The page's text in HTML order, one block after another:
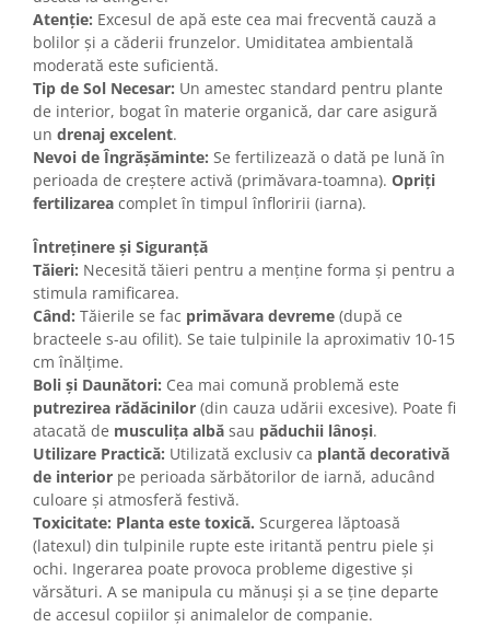
Atenție: Excesul de apă este cea mai frecventă cauză a
bolilor și a căderii frunzelor. Umiditatea ambientală
moderată este suficientă.
Tip de Sol Necesar: Un amestec standard pentru plante
de interior, bogat în materie organică, dar care asigură
un drenaj excelent.
Nevoi de Îngrășăminte: Se fertilizează o dată pe lună în
perioada de creștere activă (primăvara-toamna). Opriți
fertilizarea complet în timpul înfloririi (iarna).
Întreținere și Siguranță
Tăieri: Necesită tăieri pentru a menține forma și pentru a
stimula ramificarea.
Când: Tăierile se fac primăvara devreme (după ce
bracteele s-au ofilit). Se taie tulpinile la aproximativ 10-15
cm înălțime.
Boli și Daunători: Cea mai comună problemă este
putrezirea rădăcinilor (din cauza udării excesive). Poate fi
atacată de musculița albă sau păduchii lânoși.
Utilizare Practică: Utilizată exclusiv ca plantă decorativă
de interior pe perioada sărbătorilor de iarnă, aducând
culoare și atmosferă festivă.
Toxicitate: Planta este toxică. Scurgerea lăptoasă
(latexul) din tulpinile rupte este iritantă pentru piele și
ochi. Ingerarea poate provoca probleme digestive și
vărsături. A se manipula cu mănuși și a se ține departe
de accesul copiilor și animalelor de companie.